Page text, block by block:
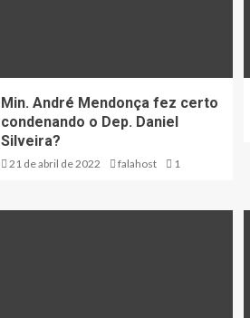
Min. André Mendonça fez certo
condenando o Dep. Daniel
Silveira?
21 de abril de 2022 falahost 1